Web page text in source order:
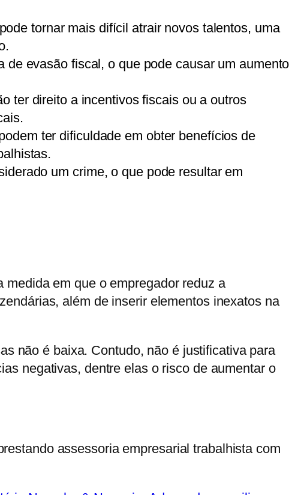
tornar mais difícil atrair novos talentos, uma
de evasão fiscal, o que pode causar um aumento
ter direito a incentivos fiscais ou a outros
ter dificuldade em obter benefícios de
um crime, o que pode resultar em
medida em que o empregador reduz a
além de inserir elementos inexatos na
não é baixa. Contudo, não é justificativa para
negativas, dentre elas o risco de aumentar o
assessoria empresarial trabalhista com